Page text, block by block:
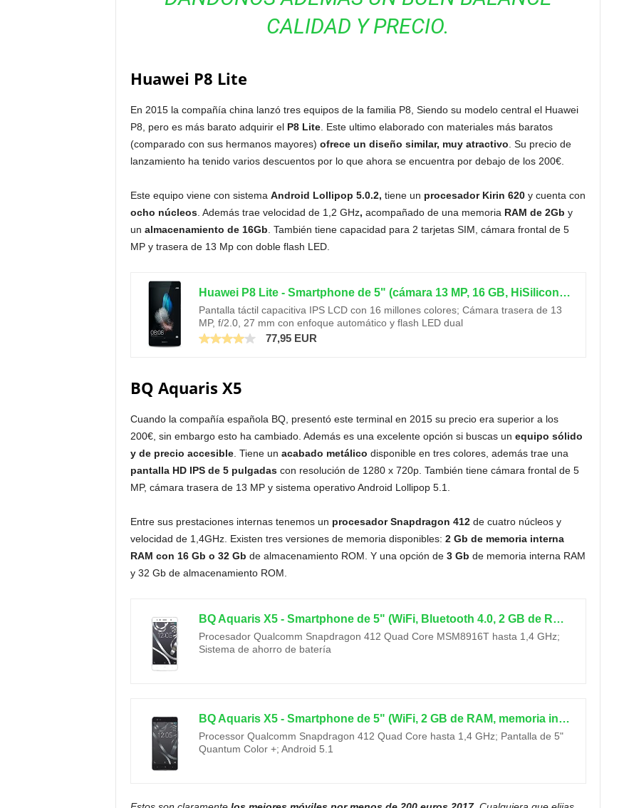
CALIDAD Y PRECIO.
Huawei P8 Lite
En 2015 la compañía china lanzó tres equipos de la familia P8, Siendo su modelo central el Huawei
P8, pero es más barato adquirir el P8 Lite. Este ultimo elaborado con materiales más baratos
(comparado con sus hermanos mayores) ofrece un diseño similar, muy atractivo. Su precio de
lanzamiento ha tenido varios descuentos por lo que ahora se encuentra por debajo de los 200€.
Este equipo viene con sistema Android Lollipop 5.0.2, tiene un procesador Kirin 620y cuenta con
ocho núcleos. Además trae velocidad de 1,2 GHz, acompañado de una memoria RAM de 2Gb y
un almacenamiento de 16Gb. También tiene capacidad para 2 tarjetas SIM, cámara frontal de 5
MP y trasera de 13 Mp con doble flash LED.
Huawei P8 Lite - Smartphone de 5" (cámara 13 MP, 16 GB, HiSilicon Kirin 620 Octa Core 1.2 GHz, 2 GB RAM, Android L), color negro
Pantalla táctil capacitiva IPS LCD con 16 millones colores; Cámara trasera de 13
MP, f/2.0, 27 mm con enfoque automático y flash LED dual
77,95 EUR
BQ Aquaris X5
Cuando la compañía española BQ, presentó este terminal en 2015 su precio era superior a los
200€, sin embargo esto ha cambiado. Además es una excelente opción si buscas un equipo sólido
y de precio accesible. Tiene un acabado metálico disponible en tres colores, además trae una
pantalla HD IPS de 5 pulgadas con resolución de 1280 x 720p. También tiene cámara frontal de 5
MP, cámara trasera de 13 MP y sistema operativo Android Lollipop 5.1.
Entre sus prestaciones internas tenemos un procesador Snapdragon 412de cuatro núcleos y
velocidad de 1,4GHz. Existen tres versiones de memoria disponibles: 2 Gb de memoria interna
RAM con 16 Gb o 32 Gb de almacenamiento ROM. Y una opción de 3 Gb de memoria interna RAM
y 32 Gb de almacenamiento ROM.
BQ Aquaris X5 - Smartphone de 5" (WiFi, Bluetooth 4.0, 2 GB de RAM, 16 GB de memoria interna, Android 5.1 Lollipop) blanco
Procesador Qualcomm Snapdragon 412 Quad Core MSM8916T hasta 1,4 GHz;
Sistema de ahorro de batería
BQ Aquaris X5 - Smartphone de 5" (WiFi, 2 GB de RAM, memoria interna de 16 GB, cámara 13 MP, Android 5.1) negro y gris antracito - (Reacondicionado Certificado por BQ)
Processor Qualcomm Snapdragon 412 Quad Core hasta 1,4 GHz; Pantalla de 5"
Quantum Color +; Android 5.1